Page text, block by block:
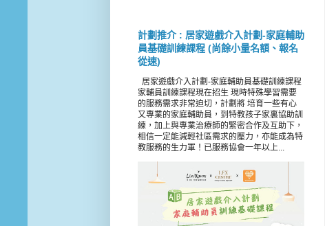
計劃推介 : 居家遊戲介入計劃-家庭輔助
員基礎訓練課程 (尚餘小量名額、報名
從速)
居家遊戲介入計劃-家庭輔助員基礎訓練課程
家輔員訓練課程現在招生 現時特殊學習需要
的服務需求非常迫切，計劃將 培育一些有心
又專業的家庭輔助員，到特教孩子家裏協助訓
練，加上與專業治療師的緊密合作及互助下，
相信一定能減輕社區需求的壓力，亦能成為特
教服務的生力軍！已服務協會一年以上...